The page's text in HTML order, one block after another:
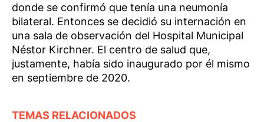
donde se confirmó que tenía una neumonía
bilateral. Entonces se decidió su internación en
una sala de observación del Hospital Municipal
Néstor Kirchner. El centro de salud que,
justamente, había sido inaugurado por él mismo
en septiembre de 2020.
TEMAS RELACIONADOS